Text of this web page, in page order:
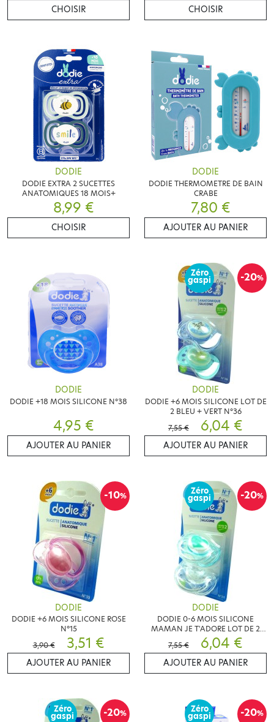
CHOISIR CHOISIR
DODIE
DODIE EXTRA 2 SUCETTES
ANATOMIQUES 18 MOIS+
8,99 €
CHOISIR
DODIE
DODIE THERMOMETRE DE BAIN
CRABE
7,80 €
AJOUTER AU PANIER
DODIE
DODIE +18 MOIS SILICONE N°38
4,95 €
AJOUTER AU PANIER
-20%
Zéro
gaspi
DODIE
DODIE +6 MOIS SILICONE LOT DE
2 BLEU + VERT N°36
7,55 €
6,04 €
AJOUTER AU PANIER
-10%
DODIE
DODIE +6 MOIS SILICONE ROSE
N°15
3,90 €
3,51 €
AJOUTER AU PANIER
-20%
Zéro
gaspi
DODIE
DODIE 0-6 MOIS SILICONE
MAMAN JE T'ADORE LOT DE 2
N°31
7,55 € 6,04 €
AJOUTER AU PANIER
-20%
Zéro
gaspi -20%
Zéro
gaspi